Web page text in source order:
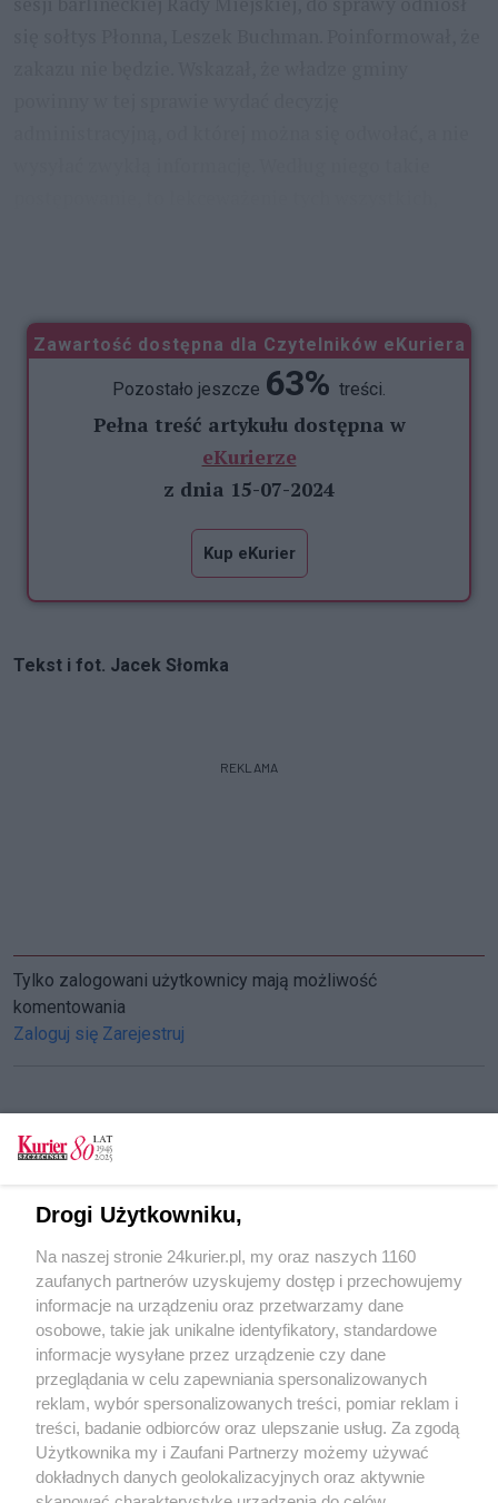
Zawartość dostępna dla Czytelników eKuriera
Pozostało jeszcze 63% treści.
Pełna treść artykułu dostępna w
eKurierze
z dnia 15-07-2024
Kup eKurier
Tekst i fot. Jacek Słomka
REKLAMA
Tylko zalogowani użytkownicy mają możliwość
komentowania
Zaloguj się Zarejestruj
CZYTAJ TAKŻE
Pożar na terenie warsztatu samochodowego
Jest droga, są parkingi. Górny Taras w Barlinku
po remoncie
POGODA
24℃
Zobacz prognozę na 3 dni
Drogi Użytkowniku,
Na naszej stronie 24kurier.pl, my oraz naszych 1160
zaufanych partnerów uzyskujemy dostęp i przechowujemy
informacje na urządzeniu oraz przetwarzamy dane
osobowe, takie jak unikalne identyfikatory, standardowe
informacje wysyłane przez urządzenie czy dane
przeglądania w celu zapewniania spersonalizowanych
reklam, wybór spersonalizowanych treści, pomiar reklam i
treści, badanie odbiorców oraz ulepszanie usług. Za zgodą
Użytkownika my i Zaufani Partnerzy możemy używać
dokładnych danych geolokalizacyjnych oraz aktywnie